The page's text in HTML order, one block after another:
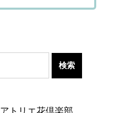
アトリエ花倶楽部